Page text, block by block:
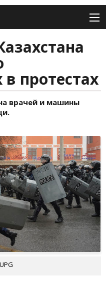
протестах
врачей и машины